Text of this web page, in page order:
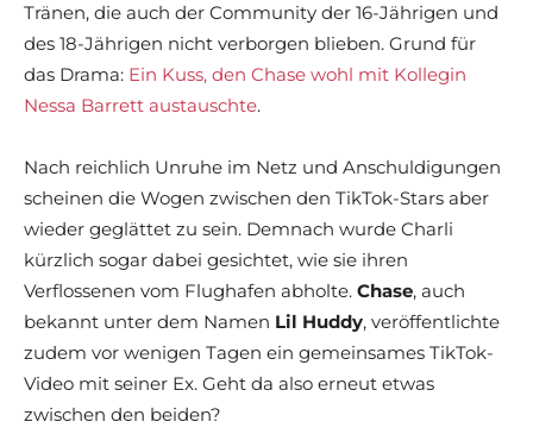
Tränen, die auch der Community der 16-Jährigen und
des 18-Jährigen nicht verborgen blieben. Grund für
das Drama: Ein Kuss, den Chase wohl mit Kollegin
Nessa Barrett austauschte.
Nach reichlich Unruhe im Netz und Anschuldigungen
scheinen die Wogen zwischen den TikTok-Stars aber
wieder geglättet zu sein. Demnach wurde Charli
kürzlich sogar dabei gesichtet, wie sie ihren
Verflossenen vom Flughafen abholte. Chase, auch
bekannt unter dem Namen Lil Huddy, veröffentlichte
zudem vor wenigen Tagen ein gemeinsames TikTok-
Video mit seiner Ex. Geht da also erneut etwas
zwischen den beiden?